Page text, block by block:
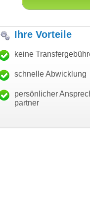
Service!"
Thomas Schäfer
GmbH
"Ich bin
haben.
mein
Ihre Vorteile
keine
schnelle Abwicklung
persönlicher
partner